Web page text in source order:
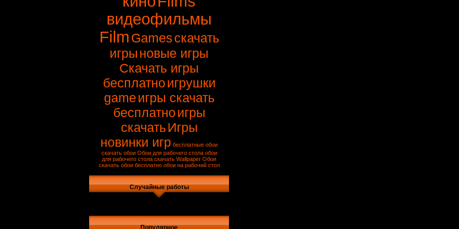
видеофильмы
Film Gamesскачать
игрыновые игры
Скачать игры
бесплатноигрушки
gameигры скачать
бесплатноигры
скачать Игры
новинки игр бесплатные обои
скачать обои Обои для рабочего стола обои
для рабочего стола скачать Wallpaper Обои
скачать обои бесплатно обои на рабочий стол
Случайные работы
Популярное